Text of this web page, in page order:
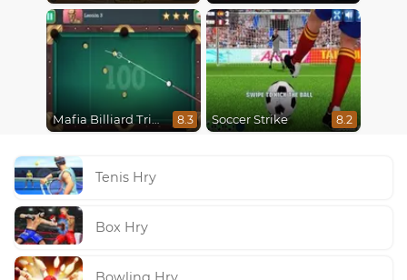
Mafia Billiard Tricks 8.3 Soccer Strike 8.2
Tenis Hry
Box Hry